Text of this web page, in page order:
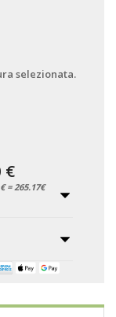
selezionata.
€
= 265.17€